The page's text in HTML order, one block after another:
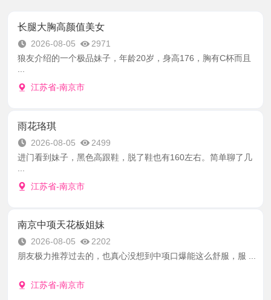
长腿大胸高颜值美女
2026-08-05
2971
狼友介绍的一个极品妹子，年龄20岁，身高176，胸有C杯而且
...
江苏省-南京市
雨花珞琪
2026-08-05
2499
进门看到妹子，黑色高跟鞋，脱了鞋也有160左右。简单聊了几
江苏省-南京市
南京中项天花板姐妹
2026-08-05
2202
朋友极力推荐过去的，也真心没想到中项口爆能这么舒服，服 ...
江苏省-南京市